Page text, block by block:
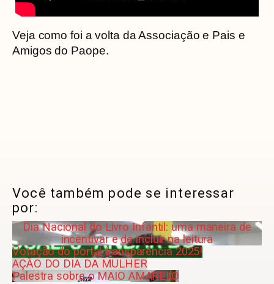
Veja como foi a volta da Associação e Pais e
Amigos do Paope.
Você também pode se interessar
por:
Dia Nacional do Livro Infantil: uma maneira de
incentivar e de incluir na leitura
Votação do portal transparência 2025!
AÇÃO DO DIA DA MULHER
Palestra sobre o MAIO AMARELO